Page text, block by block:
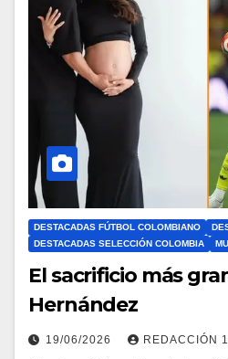
DESTACADAS FÚTBOL COLOMBIANO
DESTACADAS SELECCIÓN COLOMBIA
El sacrificio más
Hernández
19/06/2026 REDACCIÓN